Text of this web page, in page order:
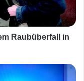
Raubüberfall in